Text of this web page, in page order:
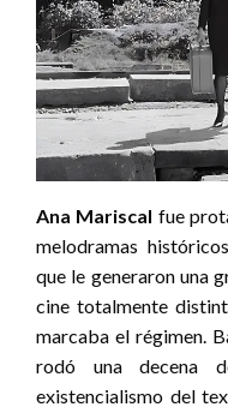
Ana Mariscal fue
melodramas
que le generaron una
cine totalmente
marcaba el régimen.
rodó una decena
existencialismo del